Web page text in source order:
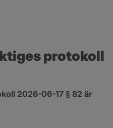
protokoll
2026-06-17 § 82 är